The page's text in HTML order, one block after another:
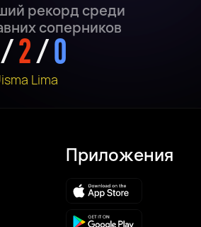
рекорд среди
соперников
2/0
Lima
Приложения